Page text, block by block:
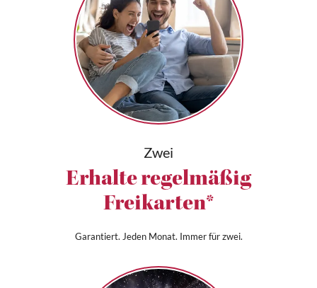
Zwei
Erhalte regelmäßig
Freikarten*
Garantiert. Jeden Monat. Immer für zwei.